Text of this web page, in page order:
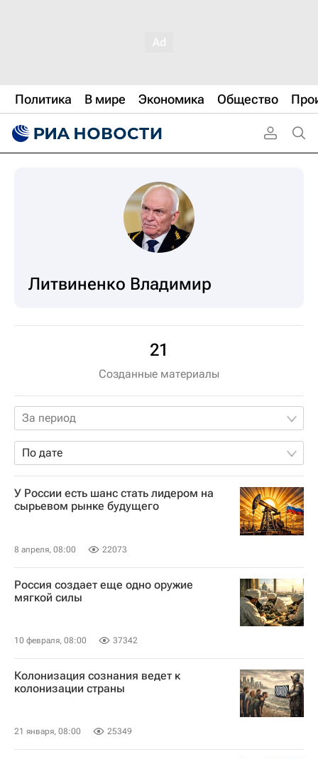
Политика В мире Экономика Общество
Литвиненко Владимир
21
Созданные материалы
За период
По дате
У России есть шанс стать лидером на
сырьевом рынке будущего
8 апреля, 08:00 22073
Россия создает еще одно оружие
мягкой силы
10 февраля, 08:00 37342
Колонизация сознания ведет к
колонизации страны
21 января, 08:00 25349